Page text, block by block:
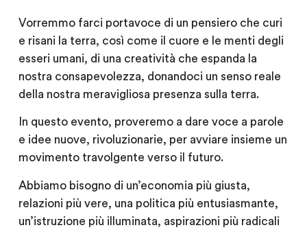
Vorremmo farci portavoce di un pensiero che curi
e risani la terra, così come il cuore e le menti degli
esseri umani, di una creatività che espanda la
nostra consapevolezza, donandoci un senso reale
della nostra meravigliosa presenza sulla terra.
In questo evento, proveremo a dare voce a parole
e idee nuove, rivoluzionarie, per avviare insieme un
movimento travolgente verso il futuro.
Abbiamo bisogno di un’economia più giusta,
relazioni più vere, una politica più entusiasmante,
un’istruzione più illuminata, aspirazioni più radicali